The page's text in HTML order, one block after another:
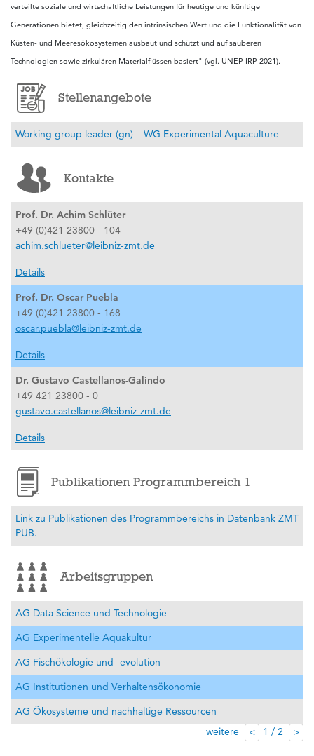
verteilte soziale und wirtschaftliche Leistungen für heutige und künftige
Generationen bietet, gleichzeitig den intrinsischen Wert und die Funktionalität von
Küsten- und Meeresökosystemen ausbaut und schützt und auf sauberen
Technologien sowie zirkulären Materialflüssen basiert" (vgl. UNEP IRP 2021).
Stellenangebote
Working group leader (gn) – WG Experimental Aquaculture
Kontakte
Prof. Dr. Achim Schlüter
+49 (0)421 23800 - 104
achim.schlueter@leibniz-zmt.de
Details
Prof. Dr. Oscar Puebla
+49 (0)421 23800 - 168
oscar.puebla@leibniz-zmt.de
Details
Dr. Gustavo Castellanos-Galindo
+49 421 23800 - 0
gustavo.castellanos@leibniz-zmt.de
Details
Publikationen Programmbereich 1
Link zu Publikationen des Programmbereichs in Datenbank ZMT
PUB.
Arbeitsgruppen
AG Data Science und Technologie
AG Experimentelle Aquakultur
AG Fischökologie und -evolution
AG Institutionen und Verhaltensökonomie
AG Ökosysteme und nachhaltige Ressourcen
weitere
< 1 / 2 >